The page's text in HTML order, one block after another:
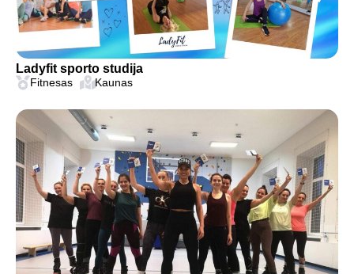
Ladyfit sporto studija
Fitnesas Kaunas